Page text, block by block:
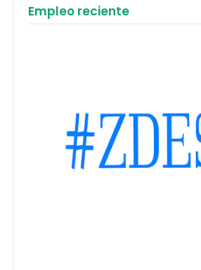
Empleo reciente